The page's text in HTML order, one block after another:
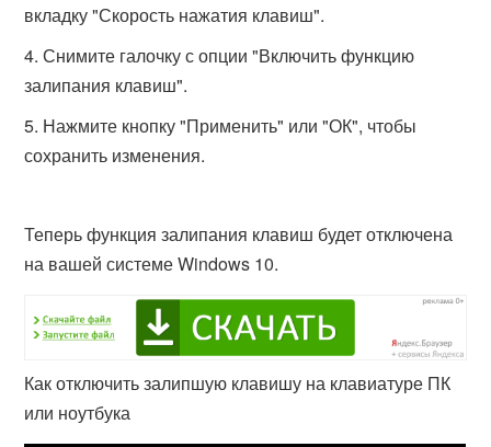
вкладку "Скорость нажатия клавиш".
Снимите галочку с опции "Включить функцию
залипания клавиш".
Нажмите кнопку "Применить" или "ОК", чтобы
сохранить изменения.
Теперь функция залипания клавиш будет отключена
на вашей системе Windows 10.
Как отключить залипшую клавишу на клавиатуре ПК
или ноутбука